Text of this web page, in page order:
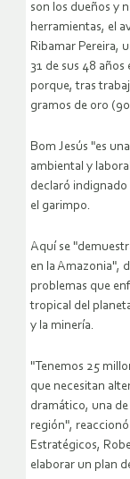
son los dueños y
herramientas, el
Ribamar Pereira,
31 de sus 48
porque, tras
gramos de oro
Bom Jesús "es
ambiental y
declaró indignado
el garimpo.
Aquí se
en la Amazonia",
problemas que
tropical del
y la minería.
"Tenemos 25
que necesitan
dramático, una de
región",
Estratégicos,
elaborar un plan